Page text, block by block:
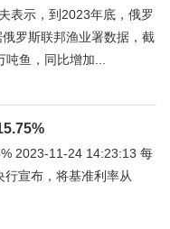
表示，到2023年底，俄罗
罗斯联邦渔业署数据，截
鱼，同比增加...
2023-11-24 14:23:13 每
宣布，将基准利率从